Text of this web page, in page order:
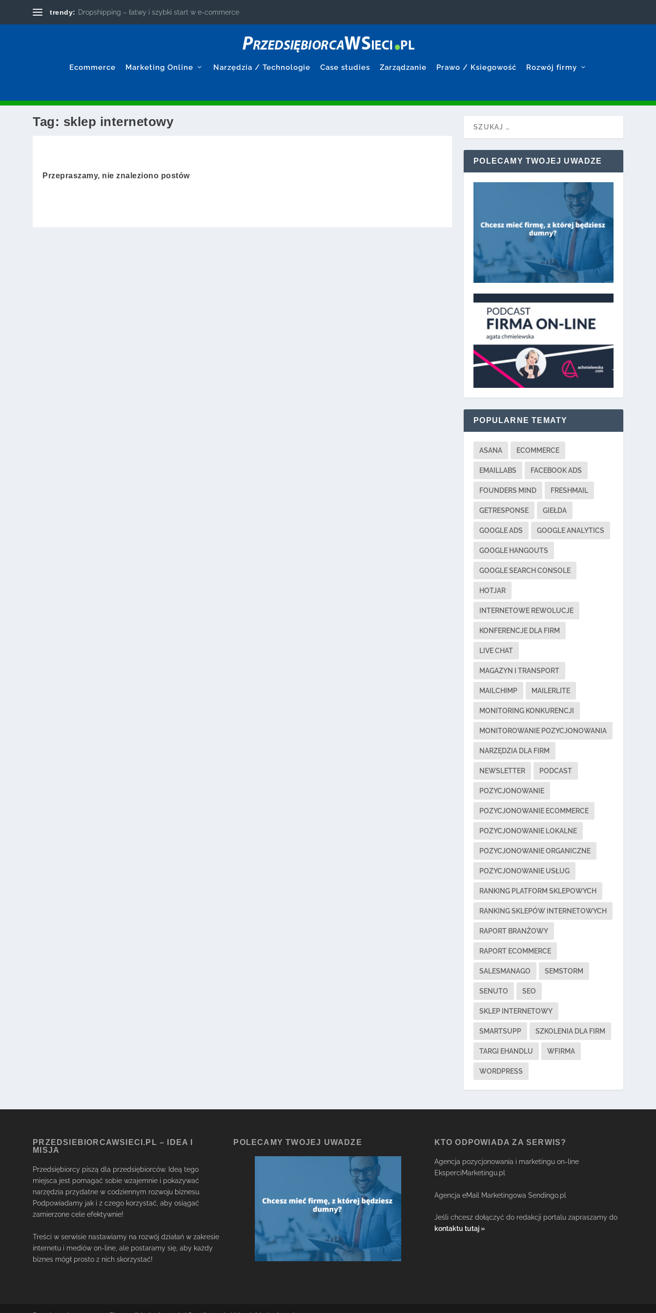
trendy: Dropshipping – łatwy i szybki start w e-commerce
Ecommerce Marketing Online Narzędzia / Technologie Case studies Zarządzanie Prawo / Ksiegowość Rozwój firmy
Tag: sklep internetowy
Przepraszamy, nie znaleziono postów
POLECAMY TWOJEJ UWADZE
POPULARNE TEMATY
ASANA ECOMMERCE
EMAILLABS FACEBOOK ADS
FOUNDERS MIND FRESHMAIL
GETRESPONSE GIEŁDA
GOOGLE ADS GOOGLE ANALYTICS
GOOGLE HANGOUTS
GOOGLE SEARCH CONSOLE
HOTJAR
INTERNETOWE REWOLUCJE
KONFERENCJE DLA FIRM
LIVE CHAT
MAGAZYN I TRANSPORT
MAILCHIMP MAILERLITE
MONITORING KONKURENCJI
MONITOROWANIE POZYCJONOWANIA
NARZĘDZIA DLA FIRM
NEWSLETTER PODCAST
POZYCJONOWANIE
POZYCJONOWANIE ECOMMERCE
POZYCJONOWANIE LOKALNE
POZYCJONOWANIE ORGANICZNE
POZYCJONOWANIE USŁUG
RANKING PLATFORM SKLEPOWYCH
RANKING SKLEPÓW INTERNETOWYCH
RAPORT BRANŻOWY
RAPORT ECOMMERCE
SALESMANAGO SEMSTORM
SENUTO SEO
SKLEP INTERNETOWY
SMARTSUPP SZKOLENIA DLA FIRM
TARGI EHANDLU WFIRMA
WORDPRESS
PRZEDSIEBIORCAWSIECI.PL – IDEA I
MISJA
Przedsiębiorcy piszą dla przedsiębiorców. Ideą tego
miejsca jest pomagać sobie wzajemnie i pokazywać
narzędzia przydatne w codziennym rozwoju biznesu.
Podpowiadamy jak i z czego korzystać, aby osiągać
zamierzone cele efektywnie!
Treści w serwisie nastawiamy na rozwój działań w zakresie
internetu i mediów on-line, ale postaramy się, aby każdy
biznes mógł prosto z nich skorzystać!
POLECAMY TWOJEJ UWADZE KTO ODPOWIADA ZA SERWIS?
Agencja pozycjonowania i marketingu on-line
EksperciMarketingu.pl
Agencja eMail Marketingowa Sendingo.pl
Jeśli chcesz dołączyć do redakcji portalu zapraszamy do
kontaktu tutaj »